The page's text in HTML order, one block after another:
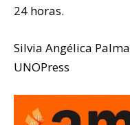
24 horas.
Silvia Angélica Palma
UNOPress